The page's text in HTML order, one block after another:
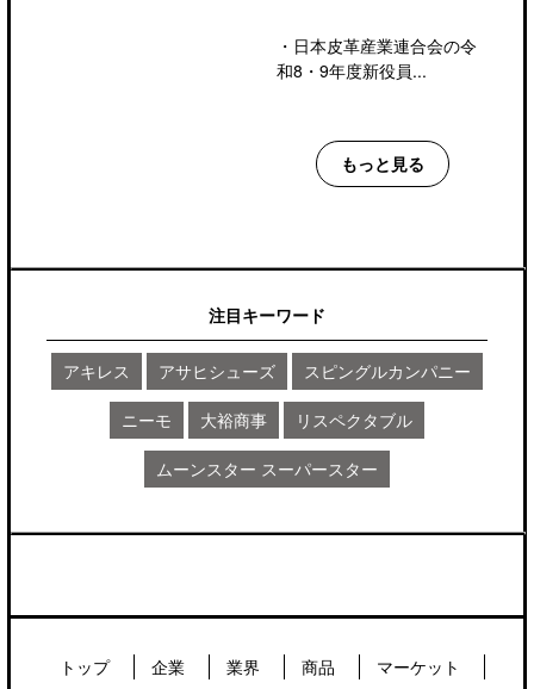
・ 日本皮革産業連合会の令
和8・9年度新役員...
もっと見る
注目キーワード
アキレス アサヒシューズ スピングルカンパニー
ニーモ 大裕商事 リスペクタブル
ムーンスター スーパースター
トップ 企業 業界 商品 マーケット